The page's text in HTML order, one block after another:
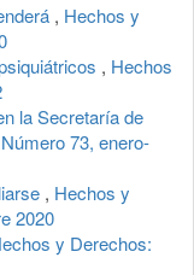
, Hechos y
, Hechos
la Secretaría de
73, enero-
, Hechos y
2020
y Derechos: